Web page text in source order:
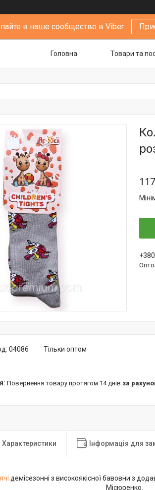
в наше сообщество в Viber
Головна Товари та
Тільки оптом
04086
повернення товару протягом 14 днів за
Характеристики Інформація для
демісезонні з високоякісної бавовни з
Місюренко.